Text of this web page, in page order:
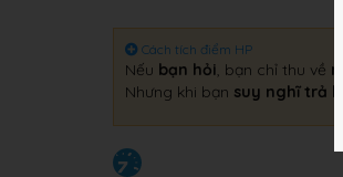
Cách tích điểm HP
Nếu bạn hỏi, bạn chỉ thu về
Nhưng khi bạn suy nghĩ trả lời